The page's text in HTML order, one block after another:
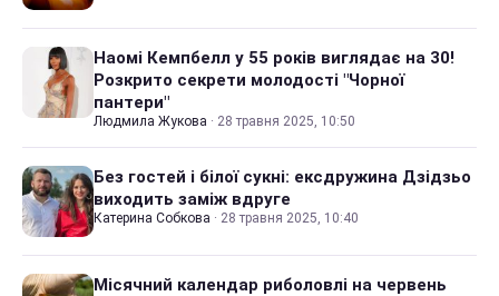
Наомі Кемпбелл у 55 років виглядає на 30!
Розкрито секрети молодості "Чорної
пантери"
Людмила Жукова · 28 травня 2025, 10:50
Без гостей і білої сукні: ексдружина Дзідзьо
виходить заміж вдруге
Катерина Собкова · 28 травня 2025, 10:40
Місячний календар риболовлі на червень